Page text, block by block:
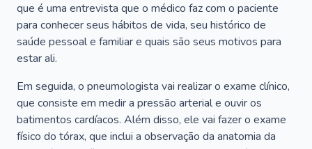
que é uma entrevista que o médico faz com o paciente
para conhecer seus hábitos de vida, seu histórico de
saúde pessoal e familiar e quais são seus motivos para
estar ali.
Em seguida, o pneumologista vai realizar o exame clínico,
que consiste em medir a pressão arterial e ouvir os
batimentos cardíacos. Além disso, ele vai fazer o exame
físico do tórax, que inclui a observação da anatomia da